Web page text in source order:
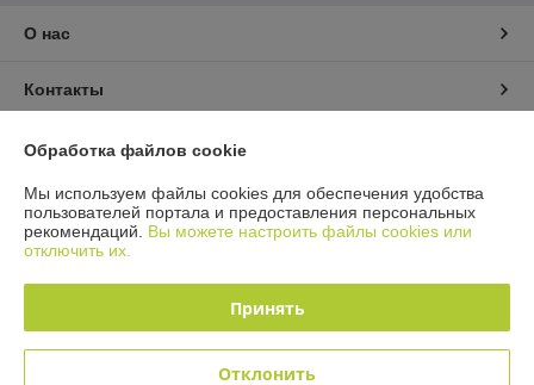
О нас
Контакты
Доставка и оплата
График работы
Полная версия сайта
Политика обработки cookies
Сайт создан на платформе Deal.by
Обработка файлов cookie
Мы используем файлы cookies для обеспечения удобства
пользователей портала и предоставления персональных
рекомендаций. Вы можете настроить файлы cookies или
отключить их.
Принять
Отклонить